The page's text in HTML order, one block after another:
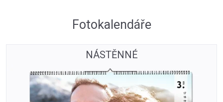
Fotokalendáře
NÁSTĚNNÉ